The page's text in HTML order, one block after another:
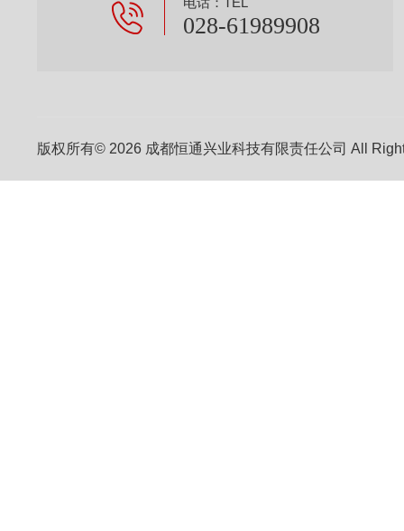
028-61989908
版权所有© 2026 成都恒通兴业科技有限责任公司 All